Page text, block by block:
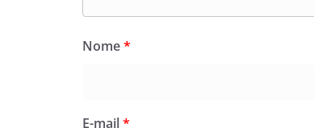
Nome*
E-mail*